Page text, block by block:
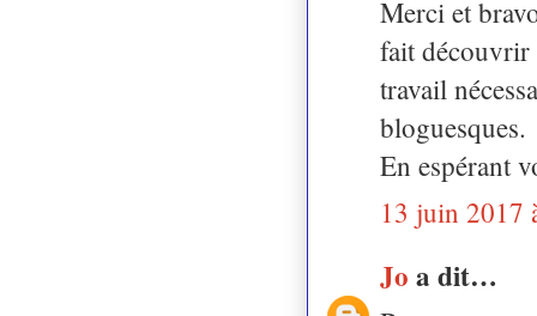
Merci et
fait découvrir
travail
bloguesques.
En espérant
13 juin 2017
Jo a dit…